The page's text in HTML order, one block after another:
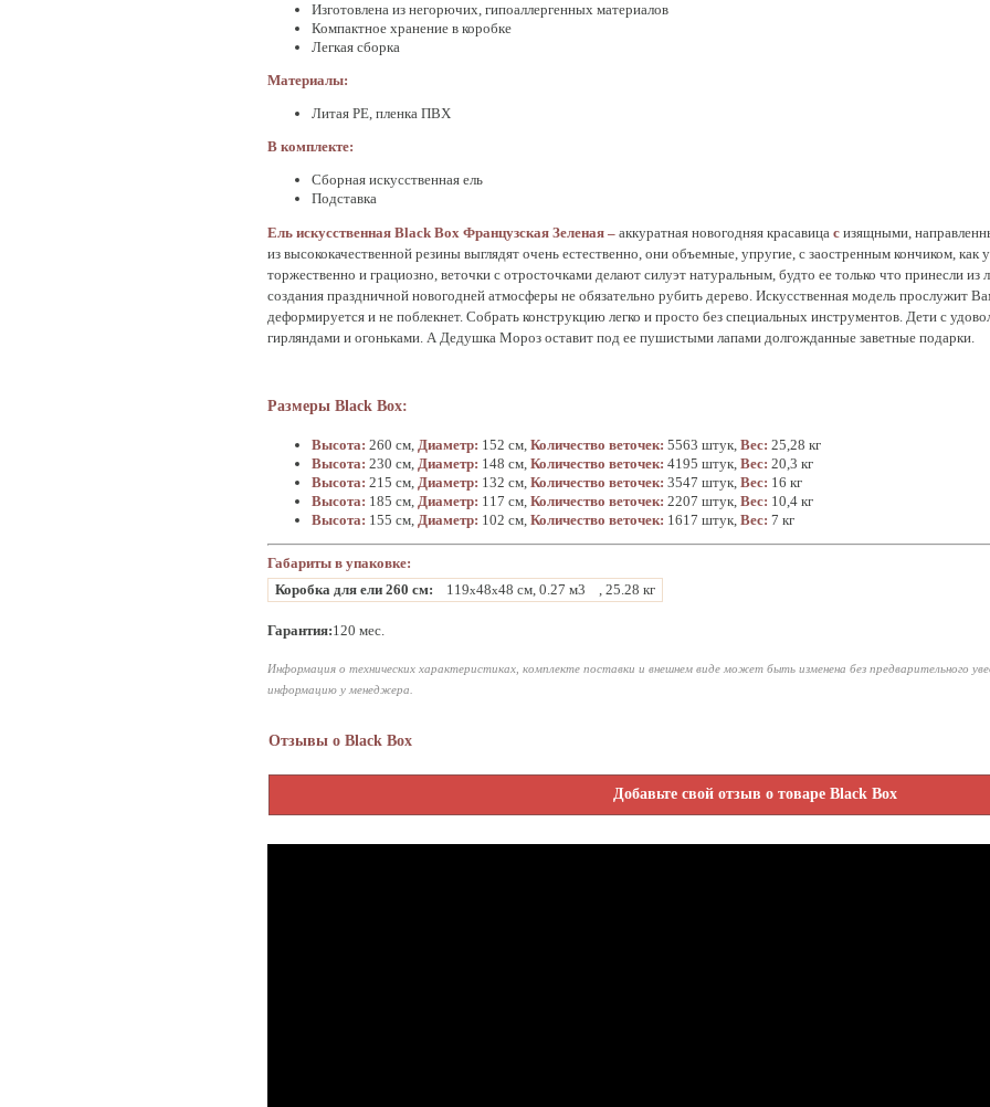
Изготовлена из негорючих, гипоаллергенных материалов
Компактное хранение в коробке
Легкая сборка
Материалы:
Литая РЕ, пленка ПВХ
В комплекте:
Сборная искусственная ель
Подставка
Ель искусственная Black Box Французская Зеленая – аккуратная новогодняя красавица с изящными,
из высококачественной резины выглядят очень естественно, они объемные, упругие, с заостренным кончиком,
торжественно и грациозно, веточки с отросточками делают силуэт натуральным, будто ее только что принесли из
создания праздничной новогодней атмосферы не обязательно рубить дерево. Искусственная модель прослужит
деформируется и не поблекнет. Собрать конструкцию легко и просто без специальных инструментов. Дети с
гирляндами и огоньками. А Дедушка Мороз оставит под ее пушистыми лапами долгожданные заветные подарки.
Размеры Black Box:
Высота: 260 см, Диаметр: 152 см, Количество веточек: 5563 штук, Вес: 25,28 кг
Высота: 230 см, Диаметр: 148 см, Количество веточек: 4195 штук, Вес: 20,3 кг
Высота: 215 см, Диаметр: 132 см, Количество веточек: 3547 штук, Вес: 16 кг
Высота: 185 см, Диаметр: 117 см, Количество веточек: 2207 штук, Вес: 10,4 кг
Высота: 155 см, Диаметр: 102 см, Количество веточек: 1617 штук, Вес: 7 кг
Габариты в упаковке:
Коробка для ели 260 см:
119x48x48 см, 0.27 м3 , 25.28 кг
Гарантия:120 мес.
Информация о технических характеристиках, комплекте поставки и внешнем виде может быть изменена без предварительного
информацию у менеджера.
Отзывы о Black Box
Добавьте свой отзыв о товаре Black Box